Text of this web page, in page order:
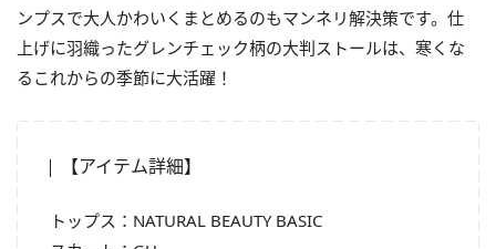
ンプスで大人かわいくまとめるのもマンネリ解決策です。仕
上げに羽織ったグレンチェック柄の大判ストールは、寒くな
るこれからの季節に大活躍！
【アイテム詳細】
トップス：NATURAL BEAUTY BASIC